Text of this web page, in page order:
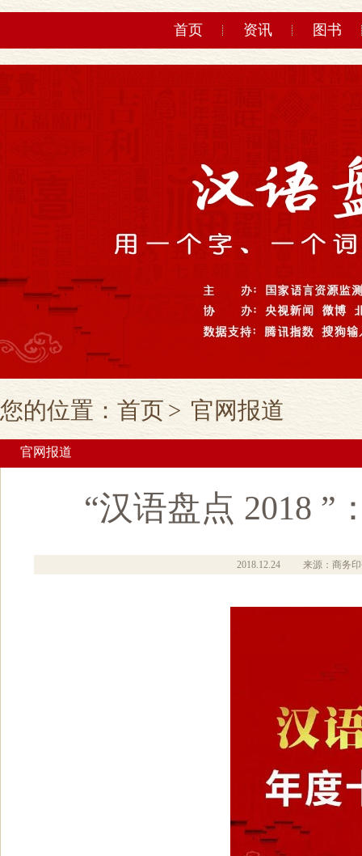
首页 资讯 图书
您的位置： 首页 > 官网报道
官网报道
“汉语盘点 2018 ”
2018.12.24 来源：商务